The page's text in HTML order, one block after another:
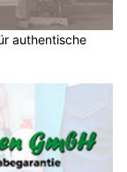
authentische